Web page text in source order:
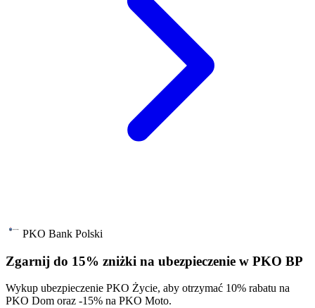
PKO Bank Polski
Zgarnij do 15% zniżki na ubezpieczenie w PKO BP
Wykup ubezpieczenie PKO Życie, aby otrzymać 10% rabatu na
PKO Dom oraz -15% na PKO Moto.